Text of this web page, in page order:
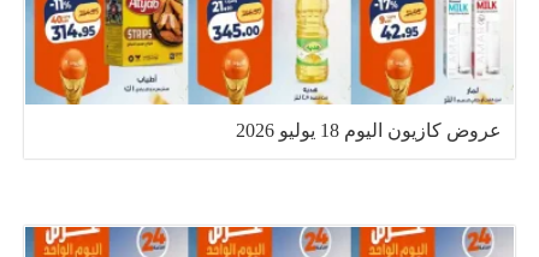
عروض كازيون اليوم 18 يوليو 2026